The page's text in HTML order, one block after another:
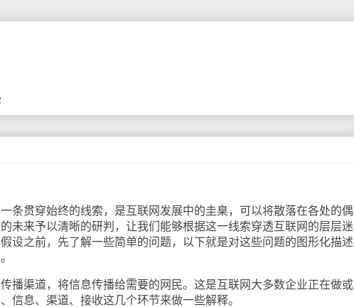
贯穿始终的线索，是互联网发展中的圭臬，可以将散落在各处的偶
未来予以清晰的研判，让我们能够根据这一线索穿透互联网的层层迷
设之前，先了解一些简单的问题，以下就是对这些问题的图形化描述
渠道，将信息传播给需要的网民。这是互联网大多数企业正在做或
信息、渠道、接收这几个环节来做一些解释。